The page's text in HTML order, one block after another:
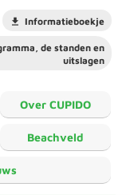
Informatieboekje
de standen en
uitslagen
Over CUPIDO
Beachveld